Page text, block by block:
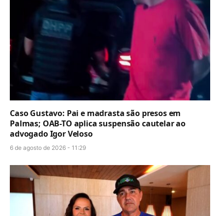
Caso Gustavo: Pai e madrasta são presos em
Palmas; OAB-TO aplica suspensão cautelar ao
advogado Igor Veloso
6 de agosto de 2026 - 11:29